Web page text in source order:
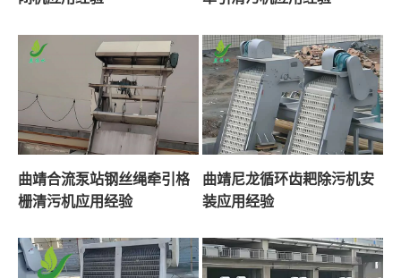
曲靖合流泵站钢丝绳牵引格
栅清污机应用经验
曲靖尼龙循环齿耙除污机安
装应用经验